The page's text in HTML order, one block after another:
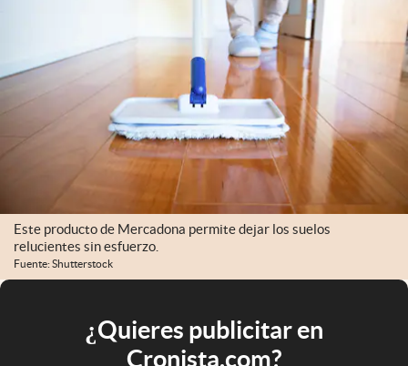
Este producto de Mercadona permite dejar los suelos
relucientes sin esfuerzo.
Fuente: Shutterstock
¿Quieres publicitar en
Cronista.com?